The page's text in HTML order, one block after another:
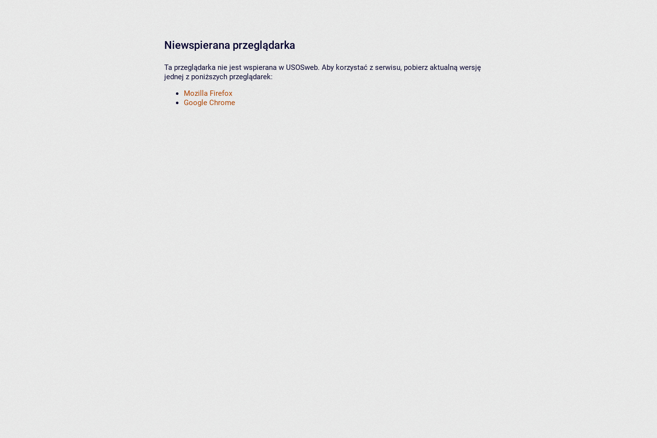
Niewspierana przeglądarka
Ta przeglądarka nie jest wspierana w USOSweb. Aby korzystać z serwisu, pobierz aktualną wersję
jednej z poniższych przeglądarek:
Mozilla Firefox
Google Chrome